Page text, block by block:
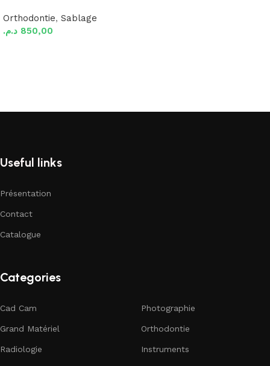
Orthodontie, Sablage
850,00 د.م.
Useful links
Présentation
Contact
Catalogue
Categories
Cad Cam
Grand Matériel
Radiologie
Photographie
Orthodontie
Instruments